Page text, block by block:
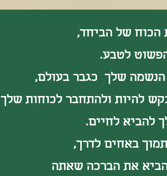
הכוח של הביחד,
לטבע.
שלך כגבר בעולם,
להיות ולהתחבר לכוחות שלך
להביא לחיים.
באחים לדרך,
את הברכה שאתה